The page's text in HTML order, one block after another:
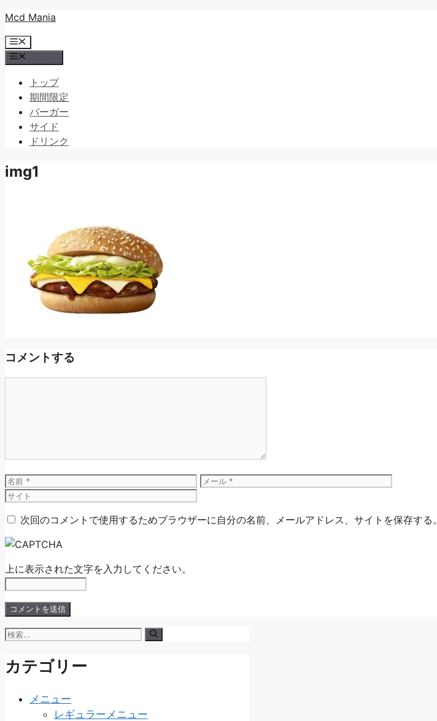
コ
テ
ン
Mcd Mania
メ
ニ
ュ
トップ
期間限定
バーガー
サイド
ドリンク
img1
コメントする
名
前
メ
次回のコメントで使用するためブラウザーに自分の名前、メールアドレス、サイトを保存する。
上に表示された文字を入力してください。
検
カテゴリー
メニュー
レギュラーメニュー